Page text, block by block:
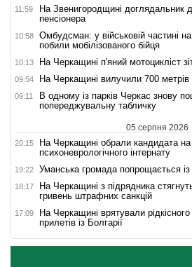
11:59
На Звенигородщині доглядальник
пенсіонера
10:58
Омбудсман: у військовій частині
побили мобілізованого бійця
10:13 На Черкащині п'яний мотоцикліст
09:54 На Черкащині вилучили 700 метрів
09:11
В одному із парків Черкас знову
попереджувальну табличку
05 серпня 2026
20:15
На Черкащині обрали кандидата
психоневрологічного інтернату
19:22 Уманська громада попрощається
18:17
На Черкащині з підрядника
гривень штрафних санкцій
17:09
На Черкащині врятували
прилетів із Болгарії